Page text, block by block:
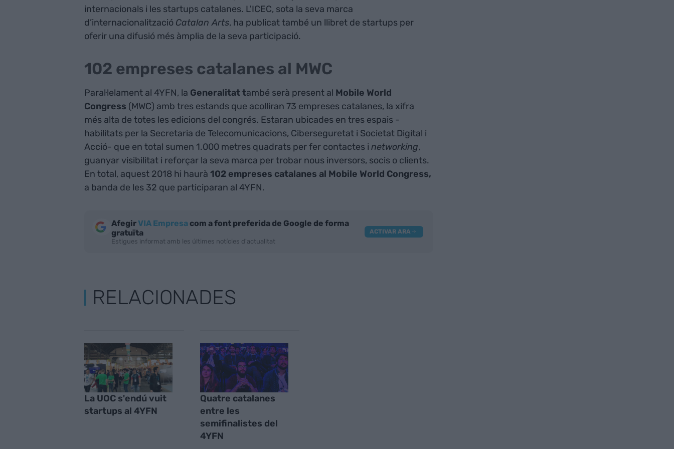
internacionals i les startups catalanes. L'ICEC, sota la seva marca
d’internacionalització Catalan Arts, ha publicat també un llibret de startups per
oferir una difusió més àmplia de la seva participació.
102 empreses catalanes al MWC
Paral·lelament al 4YFN, la Generalitat també serà present al Mobile World
Congress (MWC) amb tres estands que acolliran 73 empreses catalanes, la xifra
més alta de totes les edicions del congrés. Estaran ubicades en tres espais -
habilitats per la Secretaria de Telecomunicacions, Ciberseguretat i Societat Digital i
Acció- que en total sumen 1.000 metres quadrats per fer contactes i networking,
guanyar visibilitat i reforçar la seva marca per trobar nous inversors, socis o clients.
En total, aquest 2018 hi haurà 102 empreses catalanes al Mobile World Congress,
a banda de les 32 que participaran al 4YFN.
AfegirVIA Empresacom a font preferida de Google de forma
gratuïta
Estigues informat amb les últimes notícies d'actualitat
ACTIVAR ARA
RELACIONADES
La UOC s'endú vuit
startups al 4YFN
Quatre catalanes
entre les
semifinalistes del
4YFN